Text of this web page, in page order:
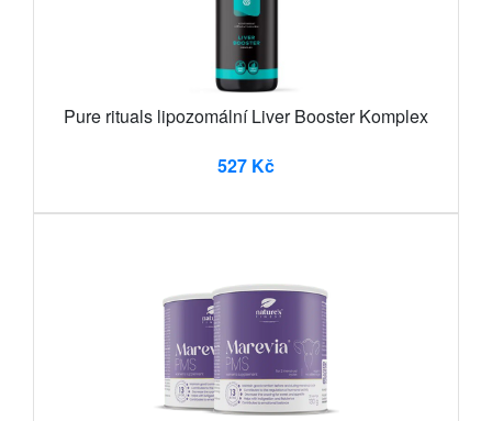
Pure rituals lipozomální Liver Booster Komplex
527 Kč